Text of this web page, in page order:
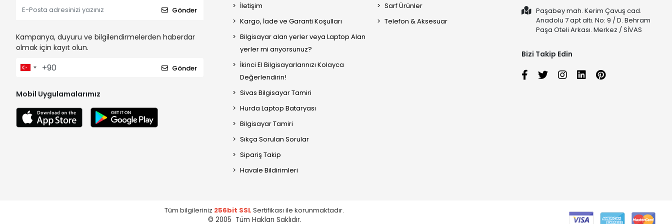
Gönder
Kampanya, duyuru ve bilgilendirmelerden haberdar
olmak için kayıt olun.
Gönder
Mobil Uygulamalarımız
İletişim
Kargo, İade ve Garanti Koşulları
Bilgisayar alan yerler veya Laptop Alan
yerler mi arıyorsunuz?
İkinci El Bilgisayarlarınızı Kolayca
Değerlendirin!
Sivas Bilgisayar Tamiri
Hurda Laptop Bataryası
Bilgisayar Tamiri
Sıkça Sorulan Sorular
Sipariş Takip
Havale Bildirimleri
Sarf Ürünler
Telefon & Aksesuar
Paşabey mah. Kerim Çavuş cad.
Anadolu 7 apt altı. No: 9 / D. Behram
Paşa Oteli Arkası. Merkez / SİVAS
Bizi Takip Edin
Tüm bilgileriniz 256bit SSL Sertifikası ile korunmaktadır.
© 2005 Tüm Hakları Saklıdır.